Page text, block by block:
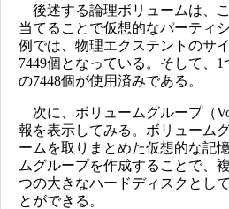
後述する論理ボリュームは、
当てることで仮想的なパーティ
例では、物理エクステントのサ
7449個となっている。そして、
の7448個が使用済みである。
次に、ボリュームグループ（
報を表示してみる。ボリューム
ームを取りまとめた仮想的な記
ムグループを作成することで、
つの大きなハードディスクとし
とができる。